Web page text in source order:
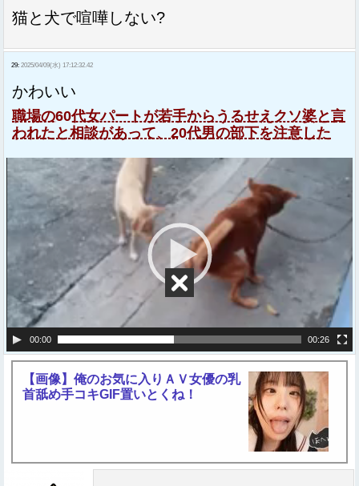
猫と犬で喧嘩しない?
29: 2025/04/09(水) 17:12:32.42
かわいい
職場の60代女パートが若手からうるせえクソ婆と言
われたと相談があって、20代男の部下を注意した
動
プ
ー
ヤ
ー
00:00 00:26
【画像】俺のお気に入りＡＶ女優の乳
首舐め手コキGIF置いとくね！